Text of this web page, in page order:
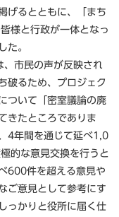
げるとともに、「まち
様と行政が一体となっ
た。
市民の声が反映され
破るため、プロジェク
ついて「密室議論の廃
きたところでありま
4年間を通じて延べ1,0
的な意見交換を行うと
600件を超える意見や
ご意見として参考にす
っかりと役所に届く仕